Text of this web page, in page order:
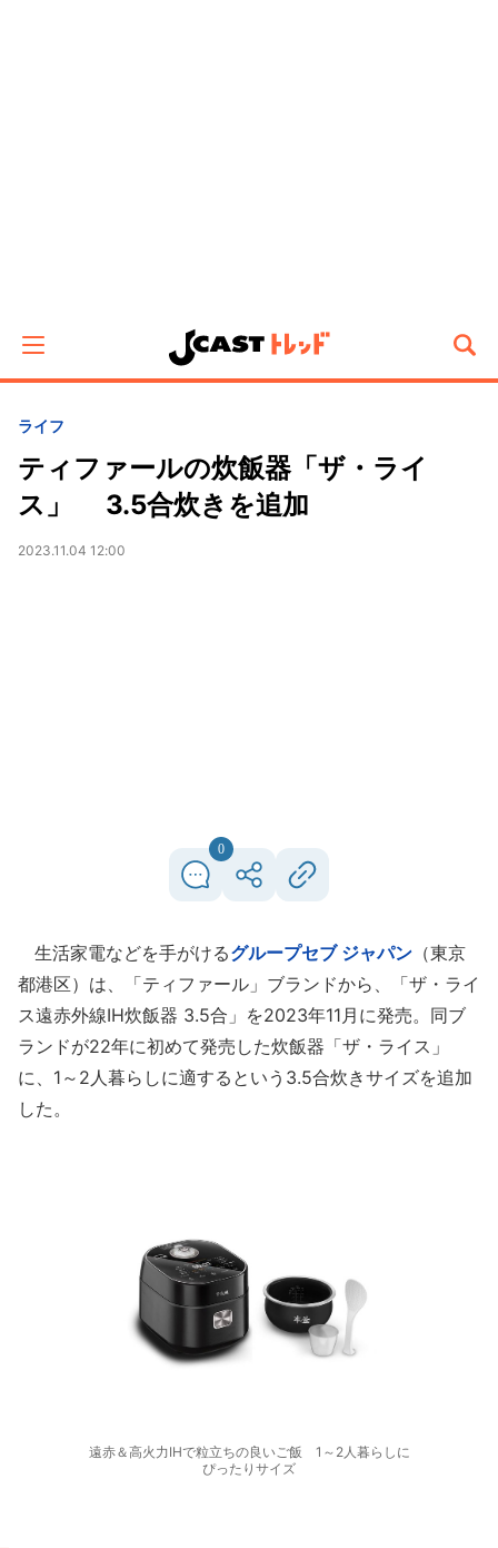
ライフ
ティファールの炊飯器「ザ・ライ
ス」 3.5合炊きを追加
2023.11.04 12:00
0
生活家電などを手がけるグループセブ ジャパン （東京
都港区）は、「ティファール」ブランドから、「ザ・ライ
ス遠赤外線IH炊飯器 3.5合」を2023年11月に発売。同ブ
ランドが22年に初めて発売した炊飯器「ザ・ライス」
に、1～2人暮らしに適するという3.5合炊きサイズを追加
した。
遠赤＆高火力IHで粒立ちの良いご飯 1～2人暮らしに
ぴったりサイズ